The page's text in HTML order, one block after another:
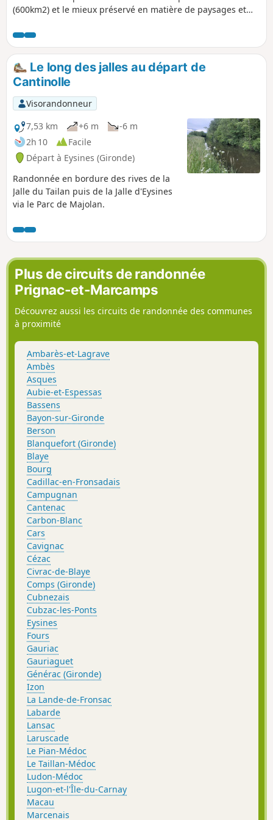
(600km2) et le mieux préservé en matière de paysages et
Côtes de Blaye, cet estuaire abrite de nombreuses îles
habitées ou sauvages à visiter.
Le long des jalles au départ de
Cantinolle
Visorandonneur
7,53 km
+6 m
-6 m
2h 10
Facile
Départ à Eysines (Gironde)
Randonnée en bordure des rives de la
Jalle du Tailan puis de la Jalle d'Eysines
via le Parc de Majolan.
Plus de circuits de randonnée
Prignac-et-Marcamps
Découvrez aussi les circuits de randonnée des communes
à proximité
Ambarès-et-Lagrave
Ambès
Asques
Aubie-et-Espessas
Bassens
Bayon-sur-Gironde
Berson
Blanquefort (Gironde)
Blaye
Bourg
Cadillac-en-Fronsadais
Campugnan
Cantenac
Carbon-Blanc
Cars
Cavignac
Cézac
Civrac-de-Blaye
Comps (Gironde)
Cubnezais
Cubzac-les-Ponts
Eysines
Fours
Gauriac
Gauriaguet
Générac (Gironde)
Izon
La Lande-de-Fronsac
Labarde
Lansac
Laruscade
Le Pian-Médoc
Le Taillan-Médoc
Ludon-Médoc
Lugon-et-l'Île-du-Carnay
Macau
Marcenais